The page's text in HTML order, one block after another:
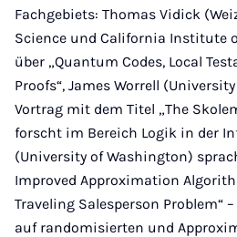
Fachgebiets: Thomas Vidick
Science und California Institute
über „Quantum Codes, Local
Proofs“, James Worrell
Vortrag mit dem Titel „The
forscht im Bereich Logik in der
(University of Washington)
Improved Approximation
Traveling Salesperson Problem“
auf randomisierten und